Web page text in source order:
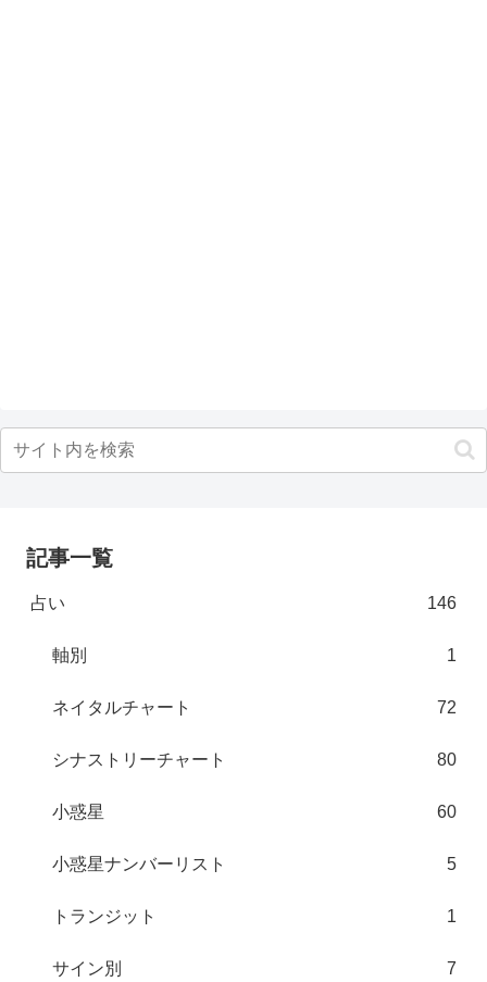
記事一覧
占い 146
軸別 1
ネイタルチャート 72
シナストリーチャート 80
小惑星 60
小惑星ナンバーリスト 5
トランジット 1
サイン別 7